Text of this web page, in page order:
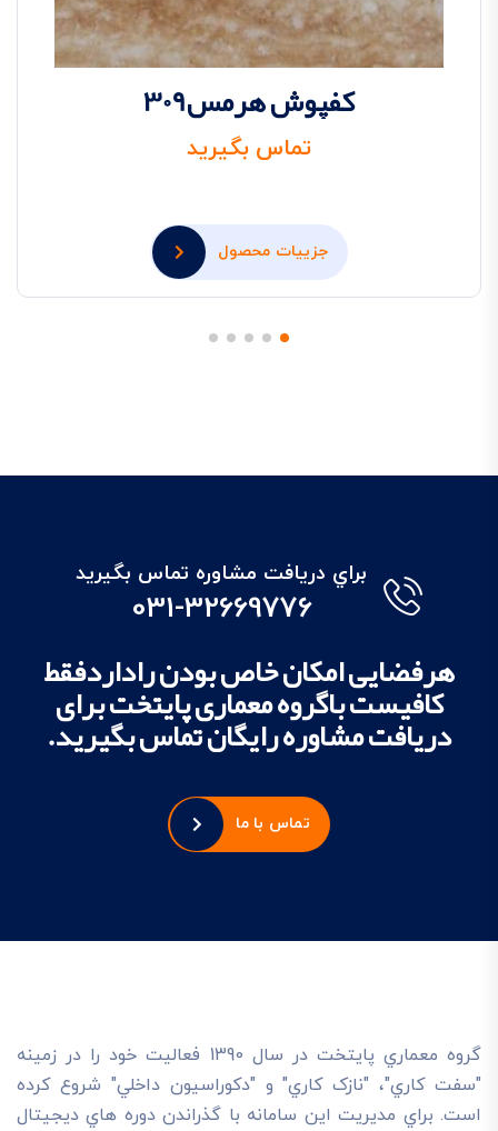
کفپوش هرمس309
تماس بگیرید
جزییات محصول
براي دريافت مشاوره تماس بگيريد
031-32669776
هرفضایی امکان خاص بودن راداردفقط
کافیست باگروه معماری پایتخت برای
دریافت مشاوره رایگان تماس بگیرید.
تماس با ما
گروه معماري پايتخت در سال 1390 فعاليت خود را در زمينه
"سفت کاري"، "نازک کاري" و "دکوراسيون داخلي" شروع کرده
است. براي مديريت اين سامانه با گذراندن دوره هاي ديجيتال